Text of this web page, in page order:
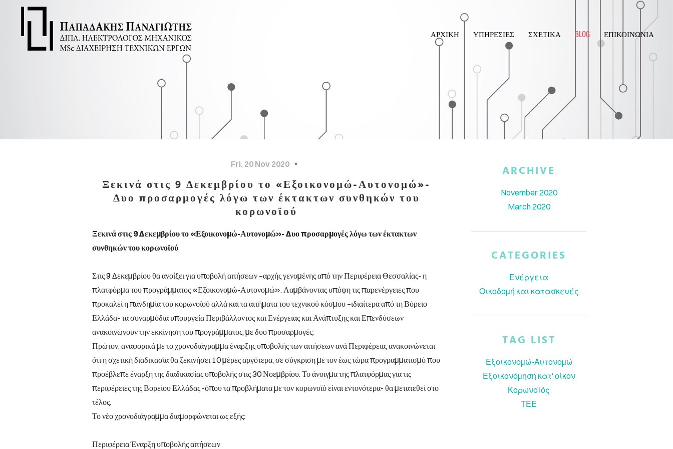
ΑΡΧΙΚΗ ΥΠΗΡΕΣΙΕΣ ΣΧΕΤΙΚΑ BLOG ΕΠΙΚΟΙΝΩΝΙΑ
Fri, 20 Nov 2020
Ξεκινά στις 9 Δεκεμβρίου το «Εξοικονομώ-Αυτονομώ»-
Δυο προσαρμογές λόγω των έκτακτων συνθηκών του
κορωνοϊού
Ξεκινά στις 9 Δεκεμβρίου το «Εξοικονομώ-Αυτονομώ»- Δυο προσαρμογές λόγω των έκτακτων
συνθηκών του κορωνοϊού
Στις 9 Δεκεμβρίου θα ανοίξει για υποβολή αιτήσεων –αρχής γενομένης από την Περιφέρεια Θεσσαλίας- η
πλατφόρμα του προγράμματος «Εξοικονομώ-Αυτονομώ». Λαμβάνοντας υπόψη τις παρενέργειες που
προκαλεί η πανδημία του κορωνοϊού αλλά και τα αιτήματα του τεχνικού κόσμου –ιδιαίτερα από τη Βόρειο
Ελλάδα- τα συναρμόδια υπουργεία Περιβάλλοντος και Ενέργειας και Ανάπτυξης και Επενδύσεων
ανακοινώνουν την εκκίνηση του προγράμματος, με δυο προσαρμογές:
Πρώτον, αναφορικά με το χρονοδιάγραμμα έναρξης υποβολής των αιτήσεων ανά Περιφέρεια, ανακοινώνεται
ότι η σχετική διαδικασία θα ξεκινήσει 10 μέρες αργότερα, σε σύγκριση με τον έως τώρα προγραμματισμό που
προέβλεπε έναρξη της διαδικασίας υποβολής στις 30 Νοεμβρίου. Το άνοιγμα της πλατφόρμας για τις
περιφέρειες της Βορείου Ελλάδας -όπου τα προβλήματα με τον κορωνοϊό είναι εντονότερα- θα μετατεθεί στο
τέλος.
Το νέο χρονοδιάγραμμα διαμορφώνεται ως εξής:
Περιφέρεια Έναρξη υποβολής αιτήσεων
ARCHIVE
November 2020
March 2020
CATEGORIES
Ενέργεια
Οικοδομή και κατασκευές
TAG LIST
Εξοικονομώ-Αυτονομώ
Εξοικονόμηση κατ' οίκον
Κορωνοϊός
ΤΕΕ